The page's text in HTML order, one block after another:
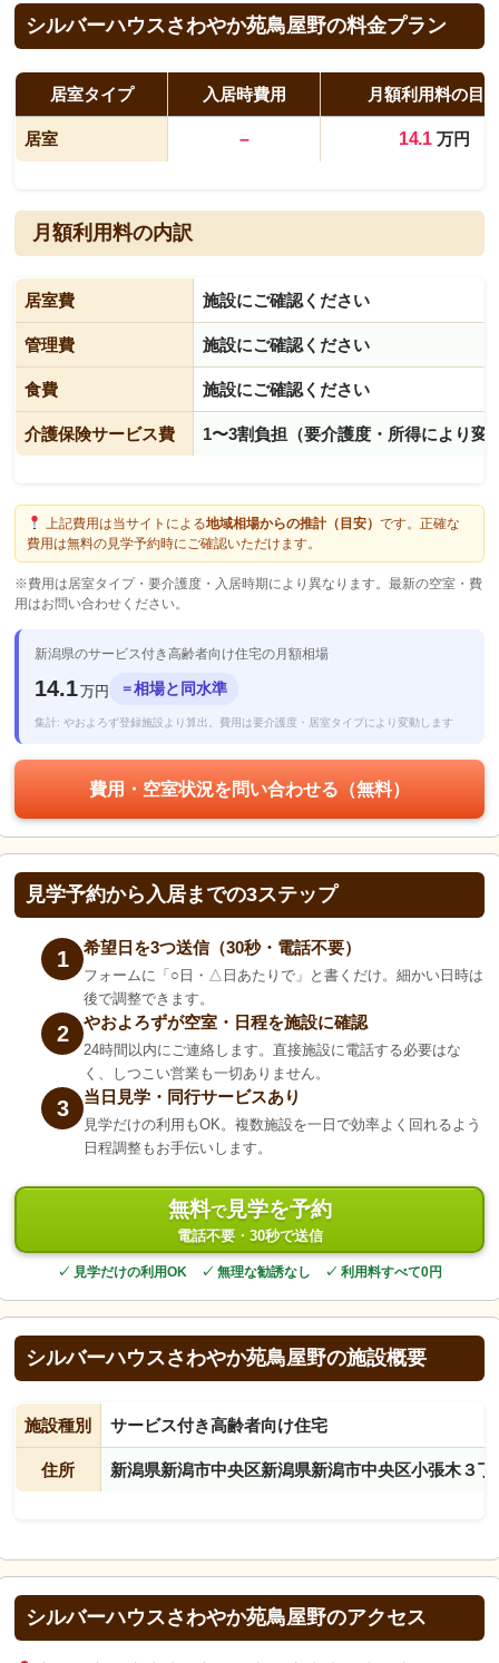
シルバーハウスさわやか苑鳥屋野の料金プラン
居室タイプ 入居時費用 月額利用料の目
居室 – 14.1万円
月額利用料の内訳
居室費 施設にご確認ください
管理費 施設にご確認ください
食費 施設にご確認ください
介護保険サービス費 1〜3割負担（要介護度・所得により変
上記費用は当サイトによる地域相場からの推計（目安） です。正確な
費用は無料の見学予約時にご確認いただけます。
※費用は居室タイプ・要介護度・入居時期により異なります。最新の空室・費
用はお問い合わせください。
新潟県のサービス付き高齢者向け住宅の月額相場
14.1万円 ＝相場と同水準
集計: やおよろず登録施設より算出。費用は要介護度・居室タイプにより変動します
費用・空室状況を問い合わせる（無料）
見学予約から入居までの3ステップ
1 希望日を3つ送信（30秒・電話不要）
フォームに「○日・△日あたりで」と書くだけ。細かい日時は
後で調整できます。
2 やおよろずが空室・日程を施設に確認
24時間以内にご連絡します。直接施設に電話する必要はな
く、しつこい営業も一切ありません。
3 当日見学・同行サービスあり
見学だけの利用もOK。複数施設を一日で効率よく回れるよう
日程調整もお手伝いします。
無料で見学を予約
電話不要・30秒で送信
✓ 見学だけの利用OK ✓ 無理な勧誘なし ✓ 利用料すべて0円
シルバーハウスさわやか苑鳥屋野の施設概要
施設種別 サービス付き高齢者向け住宅
住所 新潟県新潟市中央区新潟県新潟市中央区小張木３
シルバーハウスさわやか苑鳥屋野のアクセス